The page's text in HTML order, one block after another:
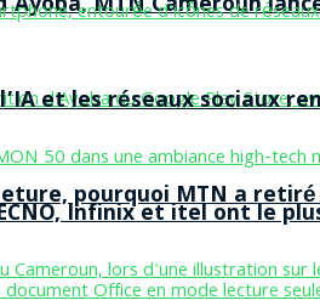
pourquoi MTN a
et les réseaux sociaux
Infinix et itel ont le